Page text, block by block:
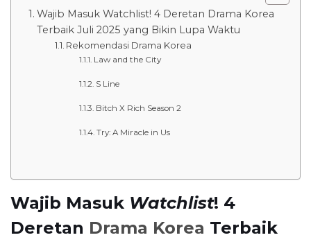
Wajib Masuk Watchlist! 4 Deretan Drama Korea
Terbaik Juli 2025 yang Bikin Lupa Waktu
Rekomendasi Drama Korea
Law and the City
S Line
Bitch X Rich Season 2
Try: A Miracle in Us
Wajib Masuk Watchlist! 4
Deretan Drama Korea Terbaik